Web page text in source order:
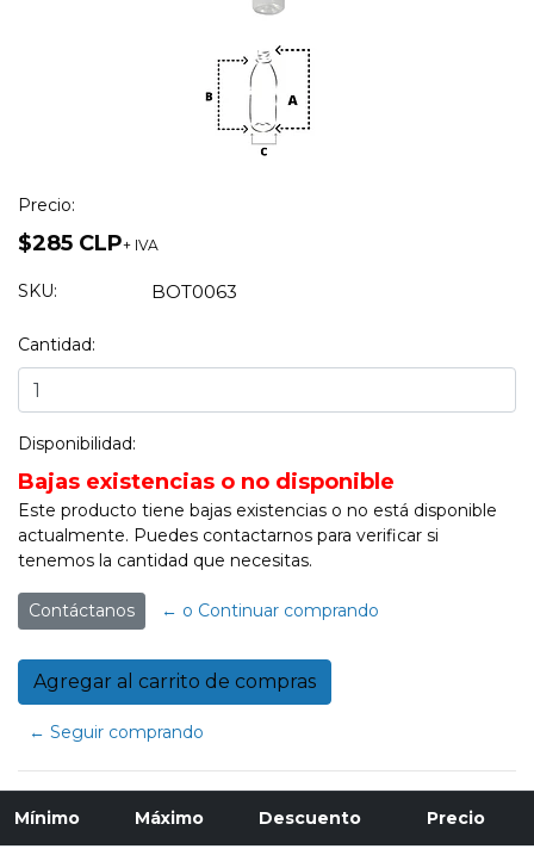
Precio:
$285 CLP+ IVA
SKU: BOT0063
Cantidad:
Disponibilidad:
Bajas existencias o no disponible
Este producto tiene bajas existencias o no está disponible
actualmente. Puedes contactarnos para verificar si
tenemos la cantidad que necesitas.
Contáctanos ← o Continuar comprando
← Seguir comprando
Mínimo Máximo Descuento Precio